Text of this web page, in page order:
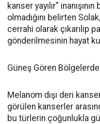
kanser yayılır"
olmadığını belirten
cerrahi olarak çıkarılıp
gönderilmesinin hayat
Güneş Gören
Melanom dışı deri
görülen kanserler
bu türlerin çoğunlukla